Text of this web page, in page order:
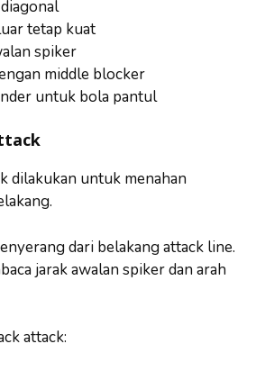
tetap kuat
spiker
middle blocker
untuk bola pantul
dilakukan untuk menahan
dari belakang attack line.
jarak awalan spiker dan arah
attack: